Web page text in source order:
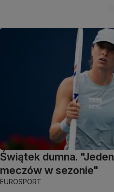
Świątek dumna.
meczów w sezonie"
EUROSPORT